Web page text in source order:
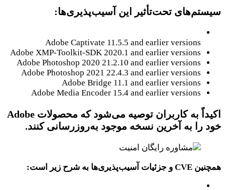
سیستم‌های تحت‌تأثیر این آسیب‌پذیری‌ها:
Adobe Captivate 11.5.5 and earlier versions
Adobe XMP-Toolkit-SDK 2020.1 and earlier versions
Adobe Photoshop 2020 21.2.10 and earlier versions
Adobe Photoshop 2021 22.4.3 and earlier versions
Adobe Bridge 11.1 and earlier versions
Adobe Media Encoder 15.4 and earlier versions
اکیداً به کاربران توصیه می‌شود که محصولات Adobe
خود را به آخرین نسخه موجود به‌روزرسانی کنند.
همچنین CVE و جزئیات آسیب‌پذیری‌ها به شرح زیر است: